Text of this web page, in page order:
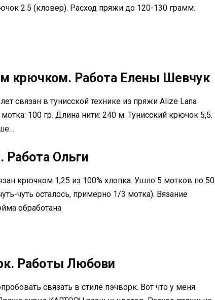
2.5 (кловер). Расход пряжи до 120-130 грамм.
крючком. Работа Елены Шевчук
связан в тунисской технике из пряжи Alize Lana
100 гр. Длина нити: 240 м. Тунисский крючок 5,5.
Ольги
крючком 1,25 из 100% хлопка. Ушло 5 мотков по 50
чуть осталось, примерно 1/3 мотка). Вязание
обработана
Работы Любови
связать в стиле пэчворк. Вот что у меня